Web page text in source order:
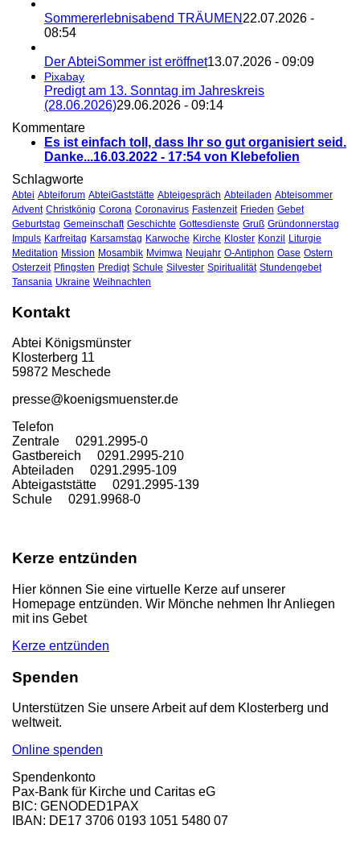
Sommererlebnisabend TRÄUMEN 22.07.2026 -
08:54
Der AbteiSommer ist eröffnet13.07.2026 - 09:09
Pixabay
Predigt am 13. Sonntag im Jahreskreis
(28.06.2026)29.06.2026 - 09:14
Kommentare
Es ist einfach toll, dass Ihr so gut organisiert seid.
Danke...16.03.2022 - 17:54 von Klebefolien
Schlagworte
Abtei Abteiforum AbteiGaststätte Abteigespräch Abteiladen Abteisommer
Advent Christkönig Corona Coronavirus Fastenzeit Frieden Gebet
Geburtstag Gemeinschaft Geschichte Gottesdienste Gruß Gründonnerstag
Impuls Karfreitag Karsamstag Karwoche Kirche Kloster Konzil
Liturgie
Meditation Mission Mosambik Mvimwa Neujahr O-Antiphon Oase Ostern
Osterzeit Pfingsten Predigt Schule Silvester Spiritualität Stundengebet
Tansania Ukraine Weihnachten
Kontakt
Abtei Königsmünster
Klosterberg 11
59872 Meschede
presse@koenigsmuenster.de
Telefon
Zentrale 0291.2995-0
Gastbereich 0291.2995-210
Abteiladen 0291.2995-109
Abteigaststätte 0291.2995-139
Schule 0291.9968-0
Kerze entzünden
Hier können Sie eine virtuelle Kerze auf unserer
Homepage entzünden. Wir Mönche nehmen Ihr Anliegen
mit ins Gebet
Kerze entzünden
Spenden
Unterstützen Sie unsere Arbeit auf dem Klosterberg und
weltweit.
Online spenden
Spendenkonto
Pax-Bank für Kirche und Caritas eG
BIC: GENODED1PAX
IBAN: DE17 3706 0193 1051 5480 07